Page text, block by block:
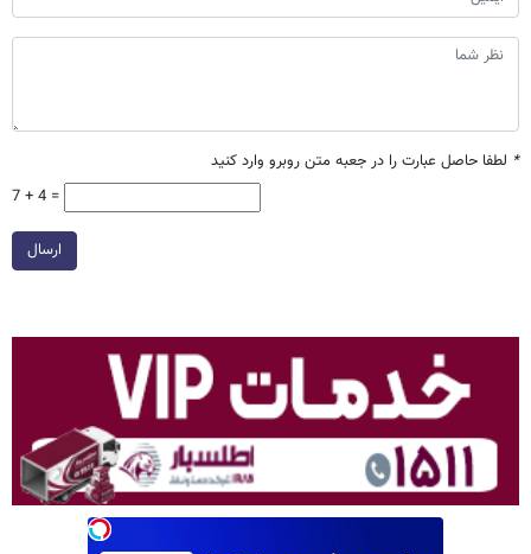
* لطفا حاصل عبارت را در جعبه متن روبرو وارد کنید
7 + 4 =
ارسال